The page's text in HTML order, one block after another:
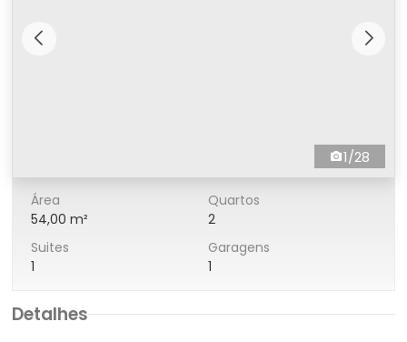
1/28
Área
54,00 m²
Quartos
2
Suites
1
Garagens
1
Detalhes